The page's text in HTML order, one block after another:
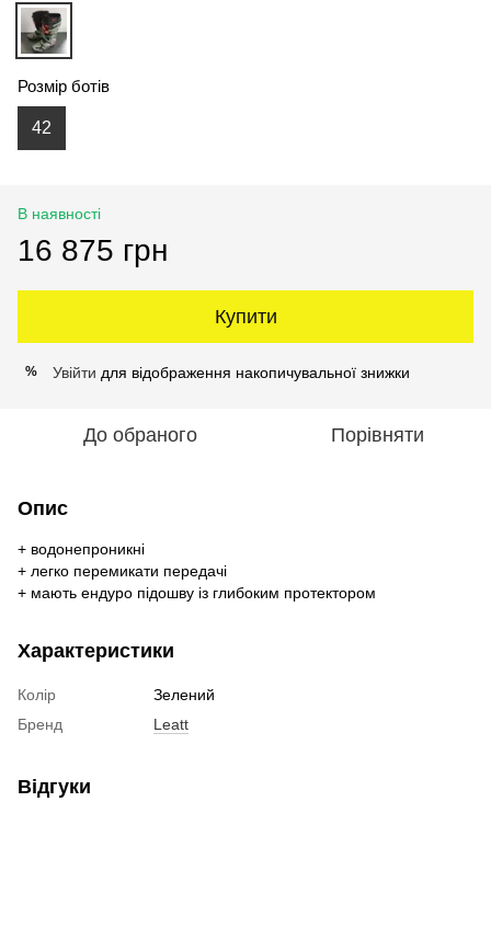
Розмір ботів
42
В наявності
16 875 грн
Купити
% Увійти для відображення накопичувальної знижки
До обраного Порівняти
Опис
+ водонепроникні
+ легко перемикати передачі
+ мають ендуро підошву із глибоким протектором
Характеристики
Колір
Зелений
Бренд
Leatt
Відгуки